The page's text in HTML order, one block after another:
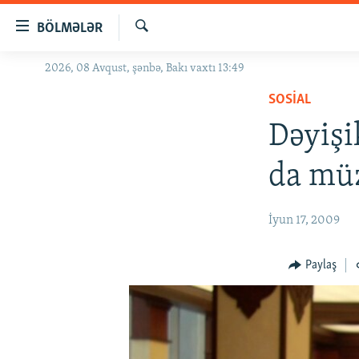
BÖLMƏLƏR
GÜNDƏM
Axtar
2026, 08 Avqust, şənbə, Bakı vaxtı 13:49
SOSIAL
da
İyun 17, 2009
Paylaş